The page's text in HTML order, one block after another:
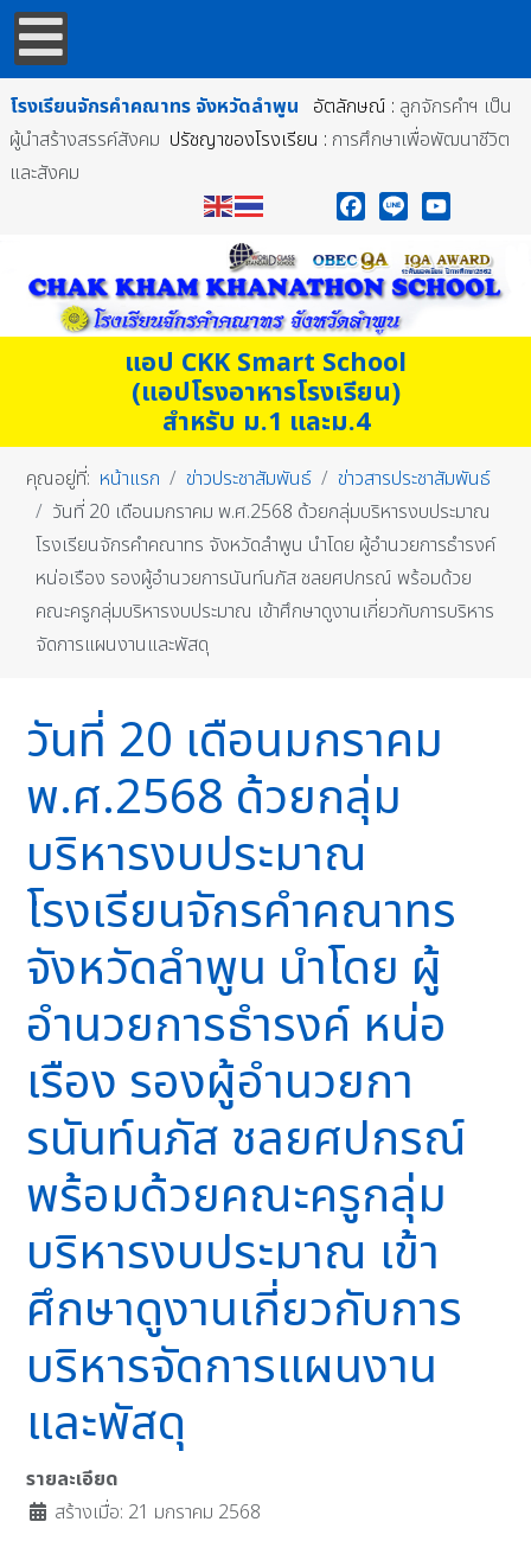
โรงเรียนจักรคำคณาทร จังหวัดลำพูน อัตลักษณ์ : ลูกจักรคำฯ เป็น
ผู้นำสร้างสรรค์สังคม ปรัชญาของโรงเรียน : การศึกษาเพื่อพัฒนาชีวิต
และสังคม
แอป CKK Smart School
(แอปโรงอาหารโรงเรียน)
สำหรับ ม.1 และม.4
คุณอยู่ที่: หน้าแรก ข่าวประชาสัมพันธ์
ข่าวสารประชาสัมพันธ์
วันที่ 20 เดือนมกราคม พ.ศ.2568 ด้วยกลุ่มบริหารงบประมาณ
โรงเรียนจักรคำคณาทร จังหวัดลำพูน นำโดย ผู้อำนวยการธำรงค์
หน่อเรือง รองผู้อำนวยการนันท์นภัส ชลยศปกรณ์ พร้อมด้วย
คณะครูกลุ่มบริหารงบประมาณ เข้าศึกษาดูงานเกี่ยวกับการบริหาร
จัดการแผนงานและพัสดุ
วันที่ 20 เดือนมกราคม
พ.ศ.2568 ด้วยกลุ่ม
บริหารงบประมาณ
โรงเรียนจักรคำคณาทร
จังหวัดลำพูน นำโดย ผู้
อำนวยการธำรงค์ หน่อ
เรือง รองผู้อำนวยกา
รนันท์นภัส ชลยศปกรณ์
พร้อมด้วยคณะครูกลุ่ม
บริหารงบประมาณ เข้า
ศึกษาดูงานเกี่ยวกับการ
บริหารจัดการแผนงาน
และพัสดุ
รายละเอียด
สร้างเมื่อ: 21 มกราคม 2568